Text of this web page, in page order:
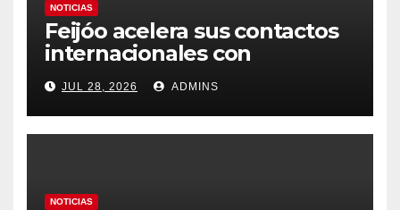
NOTICIAS
Feijóo acelera sus contactos
internacionales con
Latinoamérica como socio
prioritario en su agenda de
gobierno
JUL 28, 2026 ADMINS
NOTICIAS